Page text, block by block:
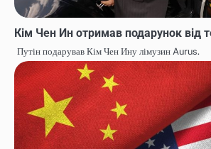
Кім Чен Ин отримав подарунок від
Путін подарував Кім Чен Ину лімузин Aurus.